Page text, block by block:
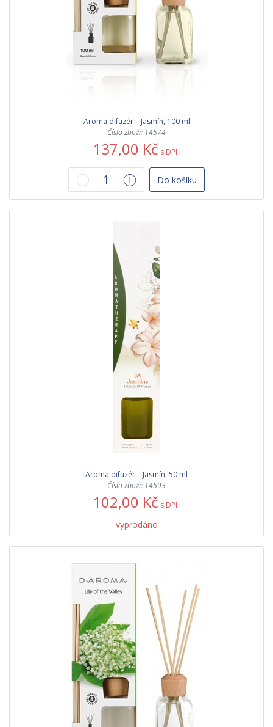
Aroma difuzér – Jasmín, 100 ml
Číslo zboží: 14574
137,00 Kč s DPH
Do košíku
Aroma difuzér – Jasmín, 50 ml
Číslo zboží: 14593
102,00 Kč s DPH
vyprodáno